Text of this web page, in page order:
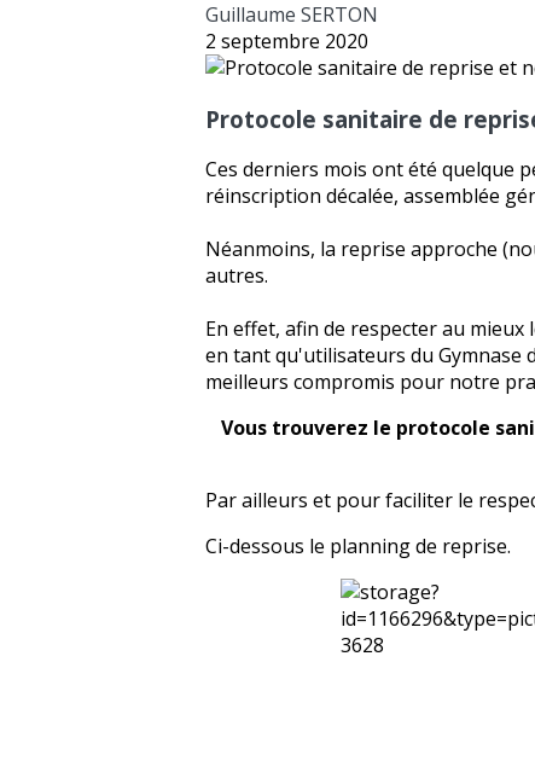
Guillaume SERTON
2 septembre 2020
Protocole sanitaire de
Ces derniers mois ont été quelque
réinscription décalée, assemblée
Néanmoins, la reprise approche
autres.
En effet, afin de respecter au mieux
en tant qu'utilisateurs du Gymnase
meilleurs compromis pour notre
Vous trouverez le protocole
Par ailleurs et pour faciliter le
Ci-dessous le planning de reprise.